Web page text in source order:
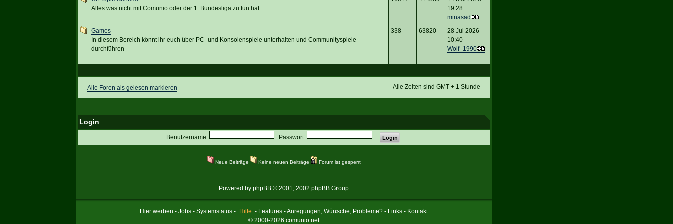
Alles was nicht mit Comunio oder der 1. Bundesliga zu tun hat.
19:28
minasad
Games
In diesem Bereich könnt ihr euch über PC- und Konsolenspiele unterhalten und Communityspiele
durchführen
338 63820
28 Jul 2026
10:40
Wolf_1990
Alle Zeiten sind GMT + 1 Stunde
Alle Foren als gelesen markieren
Login
Benutzername: Passwort:
Neue Beiträge Keine neuen Beiträge Forum ist gesperrt
Powered by phpBB © 2001, 2002 phpBB Group
Hier werben - Jobs- Systemstatus- Hilfe - Features -Anregungen, Wünsche, Probleme? - Links - Kontakt
© 2000-2026 comunio.net